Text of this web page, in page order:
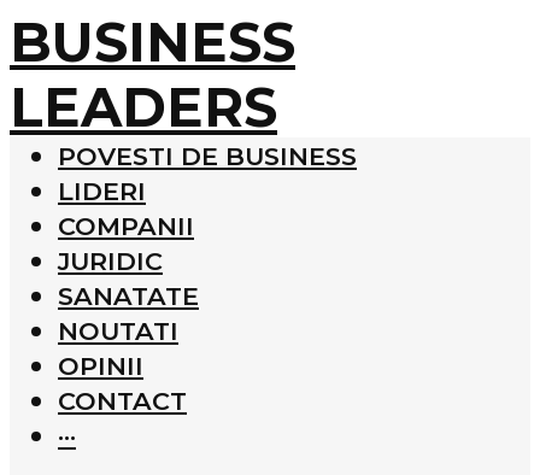
BUSINESS
LEADERS
POVESTI DE BUSINESS
LIDERI
COMPANII
JURIDIC
SANATATE
NOUTATI
OPINII
CONTACT
···